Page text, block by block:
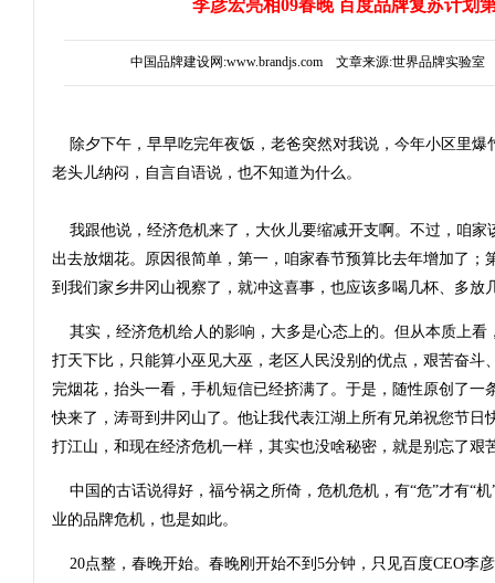
李彦宏亮相09春晚 百度品牌复苏计划
中国品牌建设网:www.brandjs.com 文章来源:世界品牌实验室
除夕下午，早早吃完年夜饭，老爸突然对我说，今年小区里爆
老头儿纳闷，自言自语说，也不知道为什么。
我跟他说，经济危机来了，大伙儿要缩减开支啊。不过，咱家
出去放烟花。原因很简单，第一，咱家春节预算比去年增加了；
到我们家乡井冈山视察了，就冲这喜事，也应该多喝几杯、多放
其实，经济危机给人的影响，大多是心态上的。但从本质上看
打天下比，只能算小巫见大巫，老区人民没别的优点，艰苦奋斗
完烟花，抬头一看，手机短信已经挤满了。于是，随性原创了一
快来了，涛哥到井冈山了。他让我代表江湖上所有兄弟祝您节日
打江山，和现在经济危机一样，其实也没啥秘密，就是别忘了艰
中国的古话说得好，福兮祸之所倚，危机危机，有“危”才有“
业的品牌危机，也是如此。
20点整，春晚开始。春晚刚开始不到5分钟，只见百度CEO李